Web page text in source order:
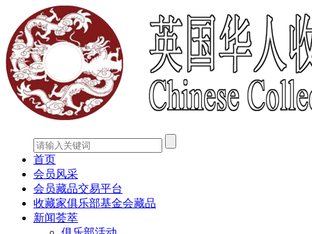
首页
会员风采
会员藏品交易平台
收藏家俱乐部基金会藏品
新闻荟萃